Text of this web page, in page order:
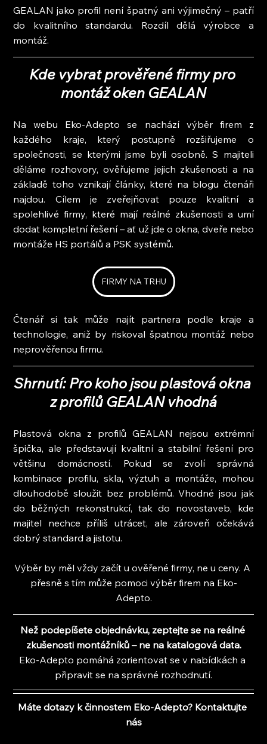
GEALAN jako profil není špatný ani výjimečný – patří
do kvalitního standardu. Rozdíl dělá výrobce a
montáž.
Kde vybrat prověřené firmy pro
montáž oken GEALAN
Na webu Eko-Adepto se nachází výběr firem z
každého kraje, který postupně rozšiřujeme o
společnosti, se kterými jsme byli osobně. S majiteli
děláme rozhovory, ověřujeme jejich zkušenosti a na
základě toho vznikají články, které na blogu čtenáři
najdou. Cílem je zveřejňovat pouze kvalitní a
spolehlivé firmy, které mají reálné zkušenosti a umí
dodat kompletní řešení – ať už jde o okna, dveře nebo
montáže HS portálů a PSK systémů.
FIRMY NA TRHU
Čtenář si tak může najít partnera podle kraje a
technologie, aniž by riskoval špatnou montáž nebo
neprověřenou firmu.
Shrnutí: Pro koho jsou plastová okna
z profilů GEALAN vhodná
Plastová okna z profilů GEALAN nejsou extrémní
špička, ale představují kvalitní a stabilní řešení pro
většinu domácností. Pokud se zvolí správná
kombinace profilu, skla, výztuh a montáže, mohou
dlouhodobě sloužit bez problémů. Vhodné jsou jak
do běžných rekonstrukcí, tak do novostaveb, kde
majitel nechce příliš utrácet, ale zároveň očekává
dobrý standard a jistotu.
Výběr by měl vždy začít u ověřené firmy, ne u ceny. A
přesně s tím může pomoci výběr firem na Eko-
Adepto.
Než podepíšete objednávku, zeptejte se na reálné
zkušenosti montážníků – ne na katalogová data.
Eko-Adepto pomáhá zorientovat se v nabídkách a
připravit se na správné rozhodnutí.
Máte dotazy k činnostem Eko-Adepto? Kontaktujte
nás